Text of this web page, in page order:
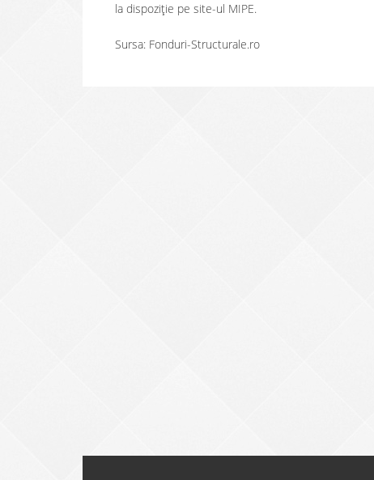
la dispoziție pe site-ul MIPE.
Sursa: Fonduri-Structurale.ro